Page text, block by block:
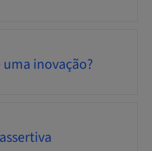
uma inovação?